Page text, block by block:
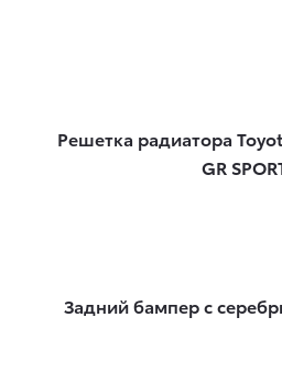
Решетка радиатора
GR
Задний бампер с